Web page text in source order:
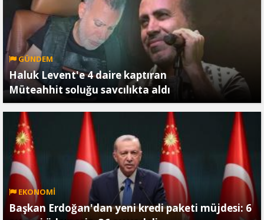
GÜNDEM
Haluk Levent'e 4 daire kaptıran
Müteahhit soluğu savcılıkta aldı
EKONOMİ
Başkan Erdoğan'dan yeni kredi paketi müjdesi: 6